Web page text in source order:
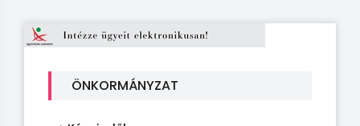
ÖNKORMÁNYZAT